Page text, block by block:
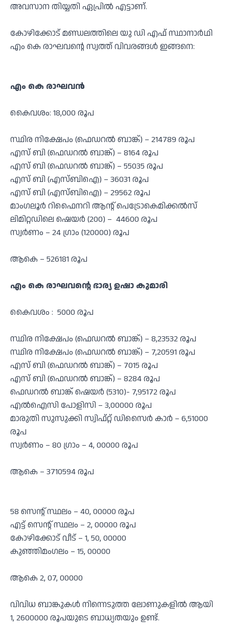
അവസാന തിയ്യതി ഏപ്രിൽ എട്ടാണ്.
കോഴിക്കോട് മണ്ഡലത്തിലെ യു ഡി എഫ് സ്ഥാനാർഥി
എം കെ രാഘവന്റെ സ്വത്ത് വിവരങ്ങൾ ഇങ്ങനെ:
എം കെ രാഘവന്‍
കൈവശം: 18,000 രൂപ
സ്ഥിര നിക്ഷേപം (ഫെഡറല്‍ ബാങ്ക്) – 214789 രൂപ
എസ് ബി (ഫെഡറല്‍ ബാങ്ക്) – 8164 രൂപ
എസ് ബി (ഫെഡറല്‍ ബാങ്ക്) – 55035 രൂപ
എസ് ബി (എസ്ബിഐ) – 36031 രൂപ
എസ് ബി (എസ്ബിഐ) – 29562 രൂപ
മാംഗലൂര്‍ റിഫൈനറി ആന്റ് പെട്രോകെമിക്കല്‍സ്
ലിമിറ്റഡിലെ ഷെയര്‍ (200) – 44600 രൂപ
സ്വര്‍ണം – 24 ഗ്രാം (120000) രൂപ
ആകെ – 526181 രൂപ
എം കെ രാഘവന്റെ ഭാര്യ ഉഷാ കുമാരി
കൈവശം : 5000 രൂപ
സ്ഥിര നിക്ഷേപം (ഫെഡറല്‍ ബാങ്ക്) – 8,23532 രൂപ
സ്ഥിര നിക്ഷേപം (ഫെഡറല്‍ ബാങ്ക്) – 7,20591 രൂപ
എസ് ബി (ഫെഡറല്‍ ബാങ്ക്) – 7015 രൂപ
എസ് ബി (ഫെഡറല്‍ ബാങ്ക്) – 8284 രൂപ
ഫെഡറല്‍ ബാങ്ക് ഷെയര്‍ (5310)- 7,95172 രൂപ
എല്‍ഐസി പോളിസി – 3,00000 രൂപ
മാരുതി സുസുക്കി സ്വിഫ്റ്റ് ഡിസൈര്‍ കാര്‍ – 6,51000
രൂപ
സ്വര്‍ണം – 80 ഗ്രാം – 4, 00000 രൂപ
ആകെ – 3710594 രൂപ
58 സെന്റ് സ്ഥലം – 40, 00000 രൂപ
എട്ട് സെന്റ് സ്ഥലം – 2, 00000 രൂപ
കോഴിക്കോട് വീട് – 1, 50, 00000
കുഞ്ഞിമംഗലം – 15, 00000
ആകെ 2, 07, 00000
വിവിധ ബാങ്കുകള്‍ നിന്നെടുത്ത ലോണുകളില്‍ ആയി
1, 2600000 രൂപയുടെ ബാധ്യതയും ഉണ്ട്.